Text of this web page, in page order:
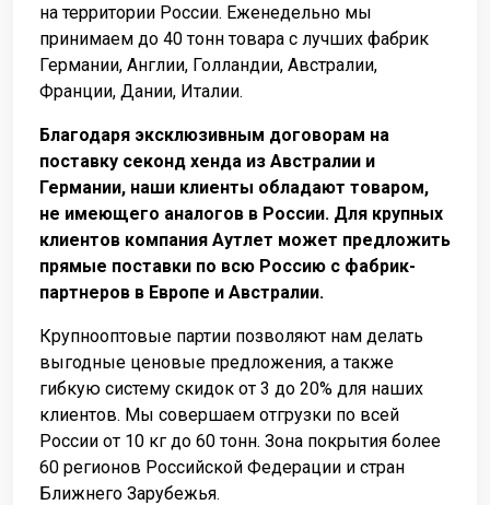
на территории России. Еженедельно мы
принимаем до 40 тонн товара с лучших фабрик
Германии, Англии, Голландии, Австралии,
Франции, Дании, Италии.
Благодаря эксклюзивным договорам на
поставку секонд хенда из Австралии и
Германии, наши клиенты обладают товаром,
не имеющего аналогов в России. Для крупных
клиентов компания Аутлет может предложить
прямые поставки по всю Россию с фабрик-
партнеров в Европе и Австралии.
Крупнооптовые партии позволяют нам делать
выгодные ценовые предложения, а также
гибкую систему скидок от 3 до 20% для наших
клиентов. Мы совершаем отгрузки по всей
России от 10 кг до 60 тонн. Зона покрытия более
60 регионов Российской Федерации и стран
Ближнего Зарубежья.